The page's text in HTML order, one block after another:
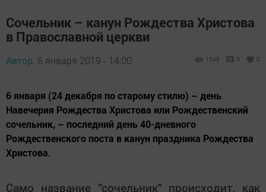
Сочельник – канун Рождества Христова
в Православной церкви
Автор, 6 января 2019 - 14:00 1549 0 0
6 января (24 декабря по старому стилю) – день
Навечерия Рождества Христова или Рождественский
сочельник, – последний день 40-дневного
Рождественского поста в канун праздника Рождества
Христова.
Само название "сочельник" происходит, как